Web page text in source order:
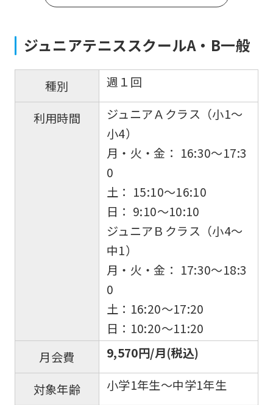
ジュニアテニススクールA・B一般
種別 週１回
利用時間
ジュニアＡクラス（小1〜
小4）
月・火・金： 16:30〜17:3
0
土： 15:10〜16:10
日： 9:10〜10:10
ジュニアＢクラス（小4〜
中1）
月・火・金： 17:30〜18:3
0
土：16:20〜17:20
日：10:20〜11:20
月会費
9,570円/月(税込)
対象年齢 小学1年生～中学1年生
you
an
translation
service,
the
version
this
website
will
translated
so
it
may
not
be